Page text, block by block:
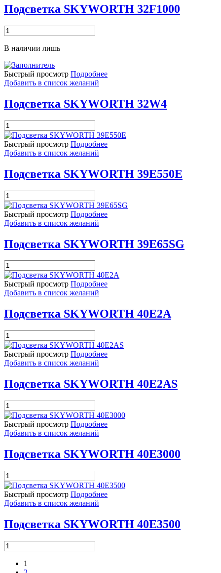
Подсветка SKYWORTH 32F1000
Количество
товара
Подсветка
32F1000
В наличии лишь
Быстрый просмотр Подробнее
Добавить в список желаний
Подсветка SKYWORTH 32W4
Количество
товара
Подсветка
SKYWORTH
32W4
Быстрый просмотр Подробнее
Добавить в список желаний
Подсветка SKYWORTH 39E550E
Количество
товара
Подсветка
SKYWORTH
39E550E
Быстрый просмотр Подробнее
Добавить в список желаний
Подсветка SKYWORTH 39E65SG
Количество
товара
Подсветка
SKYWORTH
39E65SG
Быстрый просмотр Подробнее
Добавить в список желаний
Подсветка SKYWORTH 40E2A
Количество
товара
Подсветка
SKYWORTH
40E2A
Быстрый просмотр Подробнее
Добавить в список желаний
Подсветка SKYWORTH 40E2AS
Количество
товара
Подсветка
SKYWORTH
40E2AS
Быстрый просмотр Подробнее
Добавить в список желаний
Подсветка SKYWORTH 40E3000
Количество
товара
Подсветка
SKYWORTH
40E3000
Быстрый просмотр Подробнее
Добавить в список желаний
Подсветка SKYWORTH 40E3500
Количество
товара
Подсветка
SKYWORTH
1